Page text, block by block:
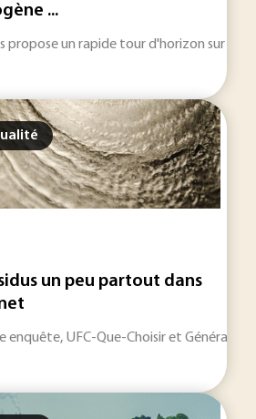
...
propose un rapide tour d'horizon sur les
un peu partout dans
enquête, UFC-Que-Choisir et